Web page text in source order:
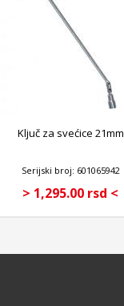
Ključ za svećice 21mm
Serijski broj: 601065942
> 1,295.00 rsd <